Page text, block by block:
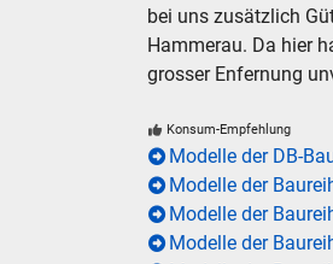
bei uns zusätzlich
Hammerau. Da hier
grosser Enfernung
Konsum-Empfehlung
Modelle der DB-
Modelle der
Modelle der
Modelle der